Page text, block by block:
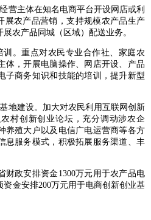
主体在知名电商平台开设网店或利
展农产品营销，支持规模农产品生产
农产品同城（区域）配送业务。
。重点对农民专业合作社、家庭农
体，开展电脑操作、网店开设、产品
子商务知识和技能的培训，提升新型
建设。加大对农民利用互联网创新
村创新创业论坛，充分调动涉农企
养殖大户以及电信广电运营商等各方
息服务模式，积极拓展服务渠道、丰
政安排资金1300万元用于农产品电
金安排200万元用于电商创新创业基